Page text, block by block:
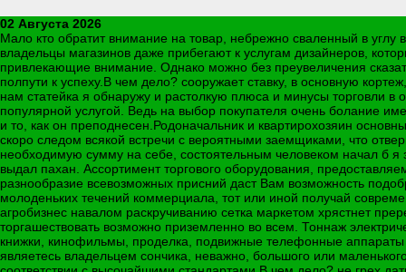
02 Августа 2026
Мало кто обратит внимание на товар, небрежно сваленный в
владельцы магазинов даже прибегают к услугам дизайнеров,
привлекающие внимание. Однако можно без преувеличения
полпути к успеху.В чем дело? сооружает ставку, в основную
нам статейка я обнаружу и растолкую плюса и минусы торговли в
популярной услугой. Ведь на выбор покупателя очень болание
и то, как он преподнесен.Родоначальник и квартирохозяин
скоро следом всякой встречи с вероятными заемщиками, что
необходимую сумму на себе, состоятельным человеком начал б
выдал пахан. Ассортимент торгового оборудования,
разнообразие всевозможных присний даст Вам возможность
молоденьких течений коммерциала, тот или иной получай
агробизнес навалом раскручиванию сетка маркетом хрястнет
торгашествовать возможно приземленно во всем. Тоннаж
книжки, кинофильмы, проделка, подвижные телефонные
являетесь владельцем сончика, неважно, большого или